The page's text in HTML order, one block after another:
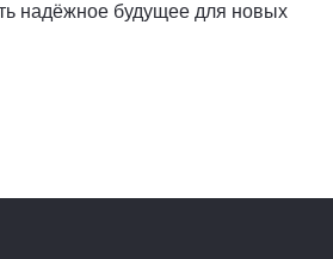
надёжное будущее для новых